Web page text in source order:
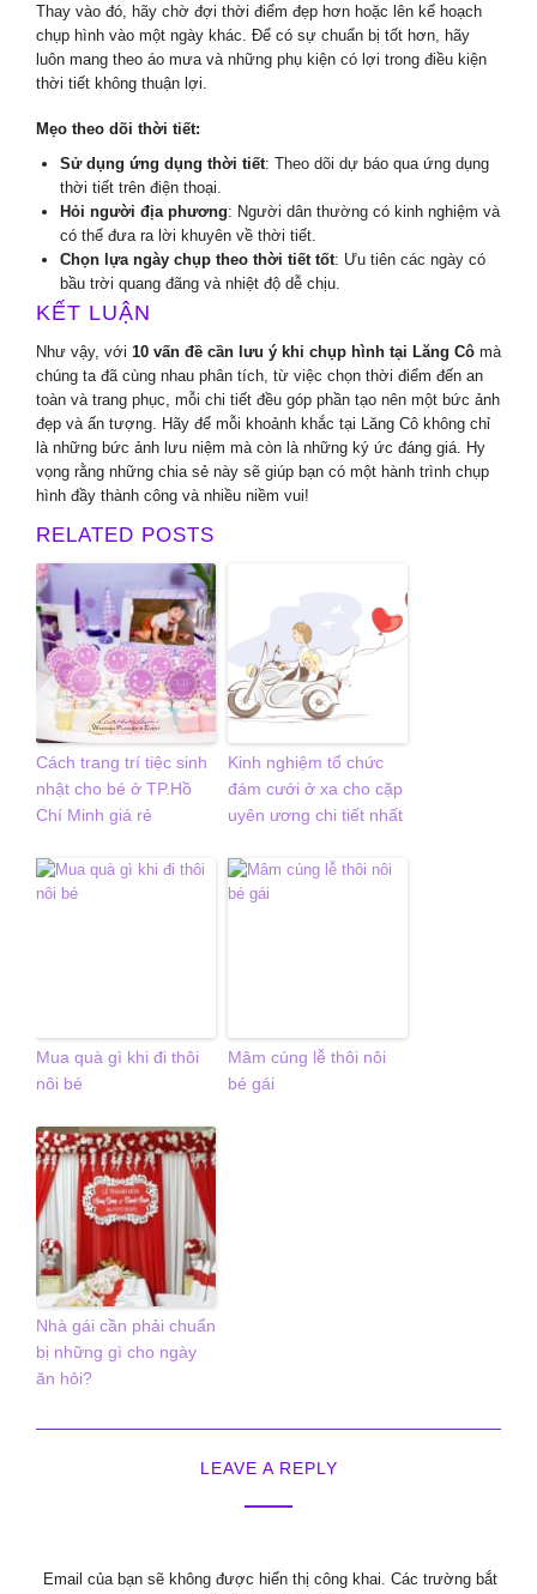
Thay vào đó, hãy chờ đợi thời điểm đẹp hơn hoặc lên kế hoạch
chụp hình vào một ngày khác. Để có sự chuẩn bị tốt hơn, hãy
luôn mang theo áo mưa và những phụ kiện có lợi trong điều kiện
thời tiết không thuận lợi.
Mẹo theo dõi thời tiết:
Sử dụng ứng dụng thời tiết: Theo dõi dự báo qua ứng dụng
thời tiết trên điện thoại.
Hỏi người địa phương: Người dân thường có kinh nghiệm và
có thể đưa ra lời khuyên về thời tiết.
Chọn lựa ngày chụp theo thời tiết tốt: Ưu tiên các ngày có
bầu trời quang đãng và nhiệt độ dễ chịu.
KẾT LUẬN
Như vậy, với 10 vấn đề cần lưu ý khi chụp hình tại Lăng Cô mà
chúng ta đã cùng nhau phân tích, từ việc chọn thời điểm đến an
toàn và trang phục, mỗi chi tiết đều góp phần tạo nên một bức ảnh
đẹp và ấn tượng. Hãy để mỗi khoảnh khắc tại Lăng Cô không chỉ
là những bức ảnh lưu niệm mà còn là những ký ức đáng giá. Hy
vọng rằng những chia sẻ này sẽ giúp bạn có một hành trình chụp
hình đầy thành công và nhiều niềm vui!
RELATED POSTS
Cách trang trí tiệc sinh
nhật cho bé ở TP.Hồ
Chí Minh giá rẻ
Kinh nghiệm tổ chức
đám cưới ở xa cho cặp
uyên ương chi tiết nhất
Mua quà gì khi đi thôi
nôi bé
Mâm cúng lễ thôi nôi
bé gái
Nhà gái cần phải chuẩn
bị những gì cho ngày
ăn hỏi?
LEAVE A REPLY
Email của bạn sẽ không được hiển thị công khai. Các trường bắt